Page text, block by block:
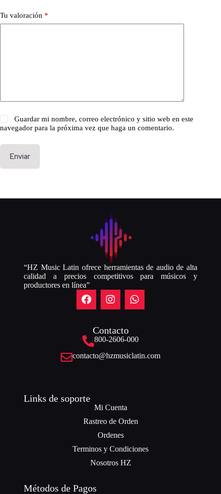
Tu valoración *
Guardar mi nombre, correo electrónico y sitio web en este
navegador para la próxima vez que haga un comentario.
Enviar
“HZ Music Latin ofrece herramientas de audio de alta
calidad a precios competitivos para músicos y
productores en línea”
Contacto
800-2606-000
contacto@hzmusiclatin.com
Links de soporte
Mi Cuenta
Rastreo de Orden
Ordenes
Terminos y Condiciones
Nosotros HZ
Métodos de Pagos